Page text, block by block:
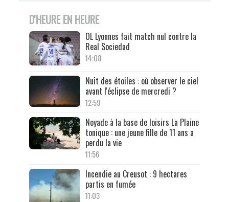
D'HEURE EN HEURE
OL Lyonnes fait match nul contre la
Real Sociedad
14:08
Nuit des étoiles : où observer le ciel
avant l'éclipse de mercredi ?
12:59
Noyade à la base de loisirs La Plaine
tonique : une jeune fille de 11 ans a
perdu la vie
11:56
Incendie au Creusot : 9 hectares
partis en fumée
11:03